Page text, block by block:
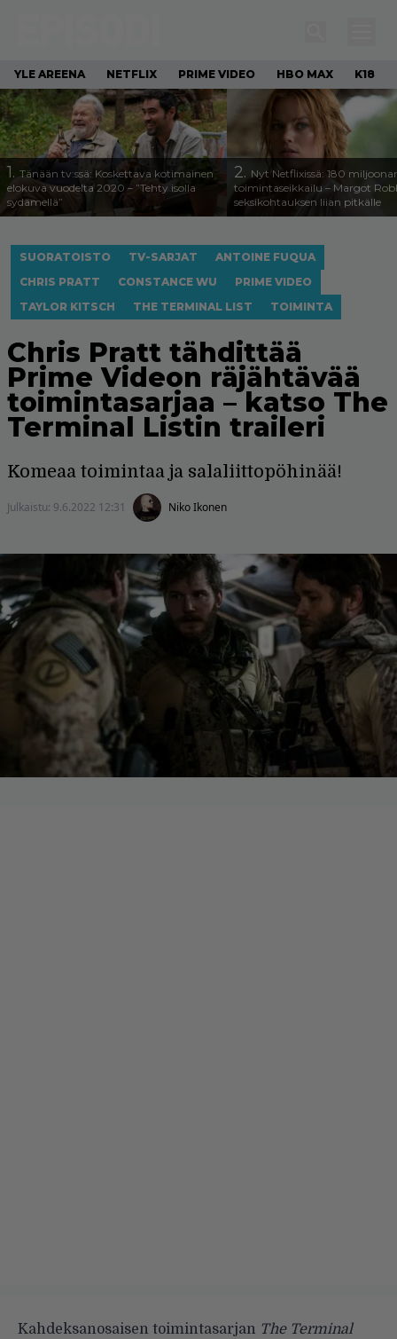
YLE AREENA NETFLIX PRIME VIDEO HBO MAX K18
1. Tänään tv:ssä: Koskettava kotimainen
elokuva vuodelta 2020 – ”Tehty isolla
sydämellä”
2. Nyt Netflixissä: 180
toimintaseikkailu – Margot
seksikohtauksen liian pitkälle
SUORATOISTO TV-SARJAT
ANTOINE FUQUA
CHRIS PRATT
CONSTANCE WU
PRIME VIDEO
TAYLOR KITSCH
THE TERMINAL LIST TOIMINTA
Chris Pratt tähdittää
Prime Videon räjähtävää
toimintasarjaa – katso The
Terminal Listin traileri
Komeaa toimintaa ja salaliittopöhinää!
Julkaistu: 9.6.2022 12:31 Niko Ikonen
Kahdeksanosaisen toimintasarjan The Terminal